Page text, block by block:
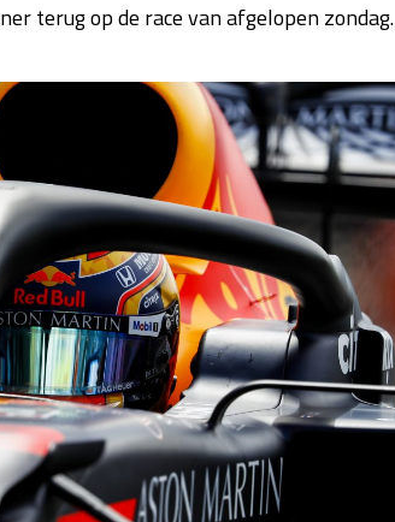
terug op de race van afgelopen zondag.